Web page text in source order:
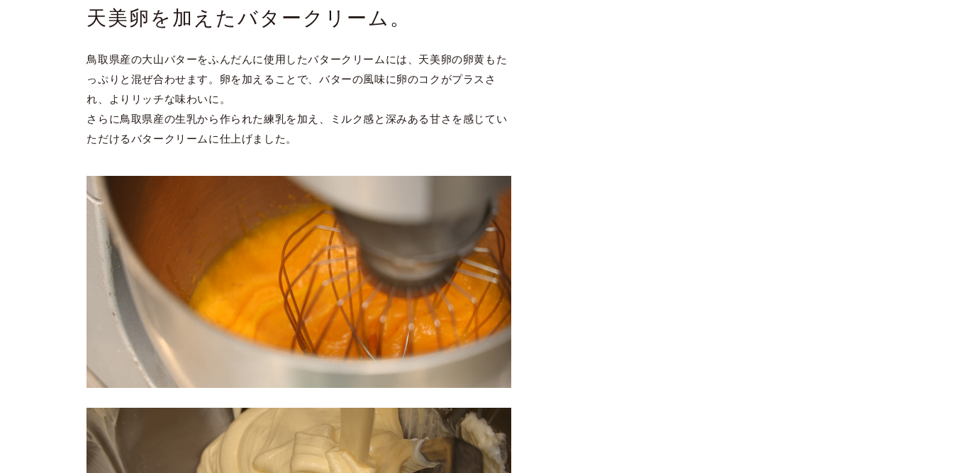
天美卵を加えたバタークリーム。
鳥取県産の大山バターをふんだんに使用したバタークリームには、天美卵の卵黄もた
っぷりと混ぜ合わせます。卵を加えることで、バターの風味に卵のコクがプラスさ
れ、よりリッチな味わいに。
さらに鳥取県産の生乳から作られた練乳を加え、ミルク感と深みある甘さを感じてい
ただけるバタークリームに仕上げました。